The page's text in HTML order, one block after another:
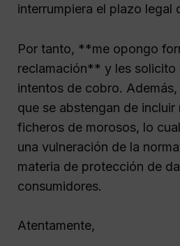
interrumpiera el plazo legal
Por tanto, **me opongo
reclamación** y les solicito
intentos de cobro.
que se abstengan de incluir
ficheros de morosos, lo
una vulneración de la
materia de protección de
consumidores.
Atentamente,